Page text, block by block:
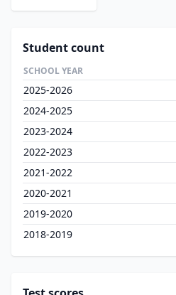
Student count
SCHOOL YEAR
2025-2026
2024-2025
2023-2024
2022-2023
2021-2022
2020-2021
2019-2020
2018-2019